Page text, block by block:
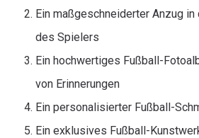
Ein maßgeschneiderter Anzug
des Spielers
Ein hochwertiges Fußball-
von Erinnerungen
Ein personalisierter Fußball-
Ein exklusives Fußball-